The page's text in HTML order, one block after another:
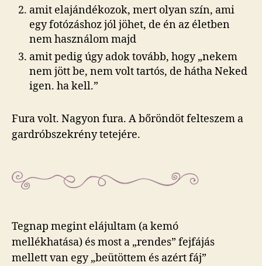
amit elajándékozok, mert olyan szín, ami
egy fotózáshoz jól jöhet, de én az életben
nem használom majd
amit pedig úgy adok tovább, hogy „nekem
nem jött be, nem volt tartós, de hátha Neked
igen. ha kell.”
Fura volt. Nagyon fura. A bőröndöt felteszem a
gardróbszekrény tetejére.
Tegnap megint elájultam (a kemó
mellékhatása) és most a „rendes” fejfájás
mellett van egy „beütöttem és azért fáj”